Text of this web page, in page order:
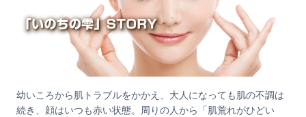
幼いころから肌トラブルをかかえ、大人になっても肌の不調は
続き、顔はいつも赤い状態。周りの人から「肌荒れがひどい